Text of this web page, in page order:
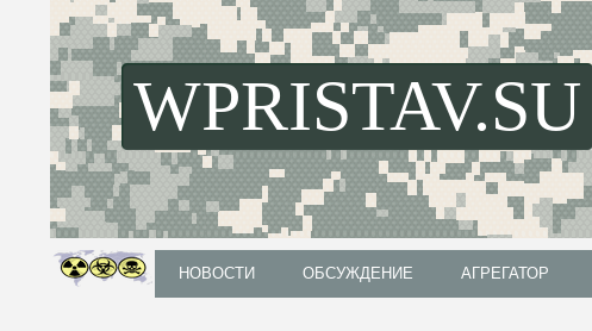
WPRISTAV.SU
НОВОСТИ ОБСУЖДЕНИЕ АГРЕГАТОР